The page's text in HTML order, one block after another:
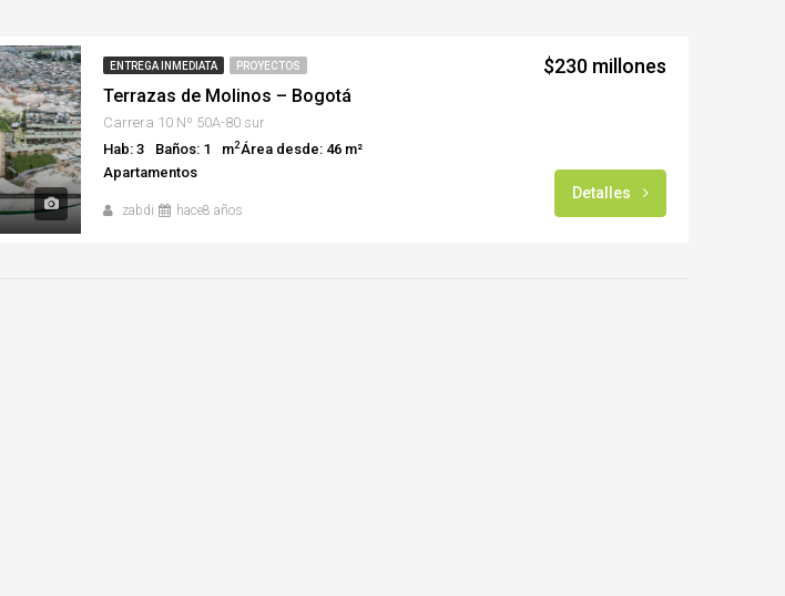
ENTREGA INMEDIATA PROYECTOS
Terrazas de Molinos – Bogotá
Carrera 10 Nº 50A-80 sur
Hab: 3
Baños: 1 m2Área desde: 46 m²
Apartamentos
zabdi hace8 años
$230 millones
Detalles